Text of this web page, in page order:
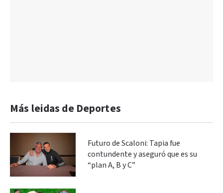
Más leidas de Deportes
Futuro de Scaloni: Tapia fue
contundente y aseguró que es su
“plan A, B y C”